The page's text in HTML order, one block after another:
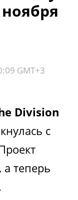
GMT+3
Division
с
теперь